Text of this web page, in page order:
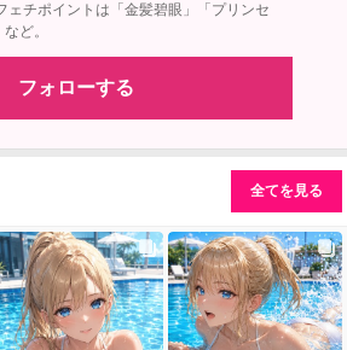
ェチポイントは「金髪碧眼」「プリンセ
ど。
フォローする
全てを見る